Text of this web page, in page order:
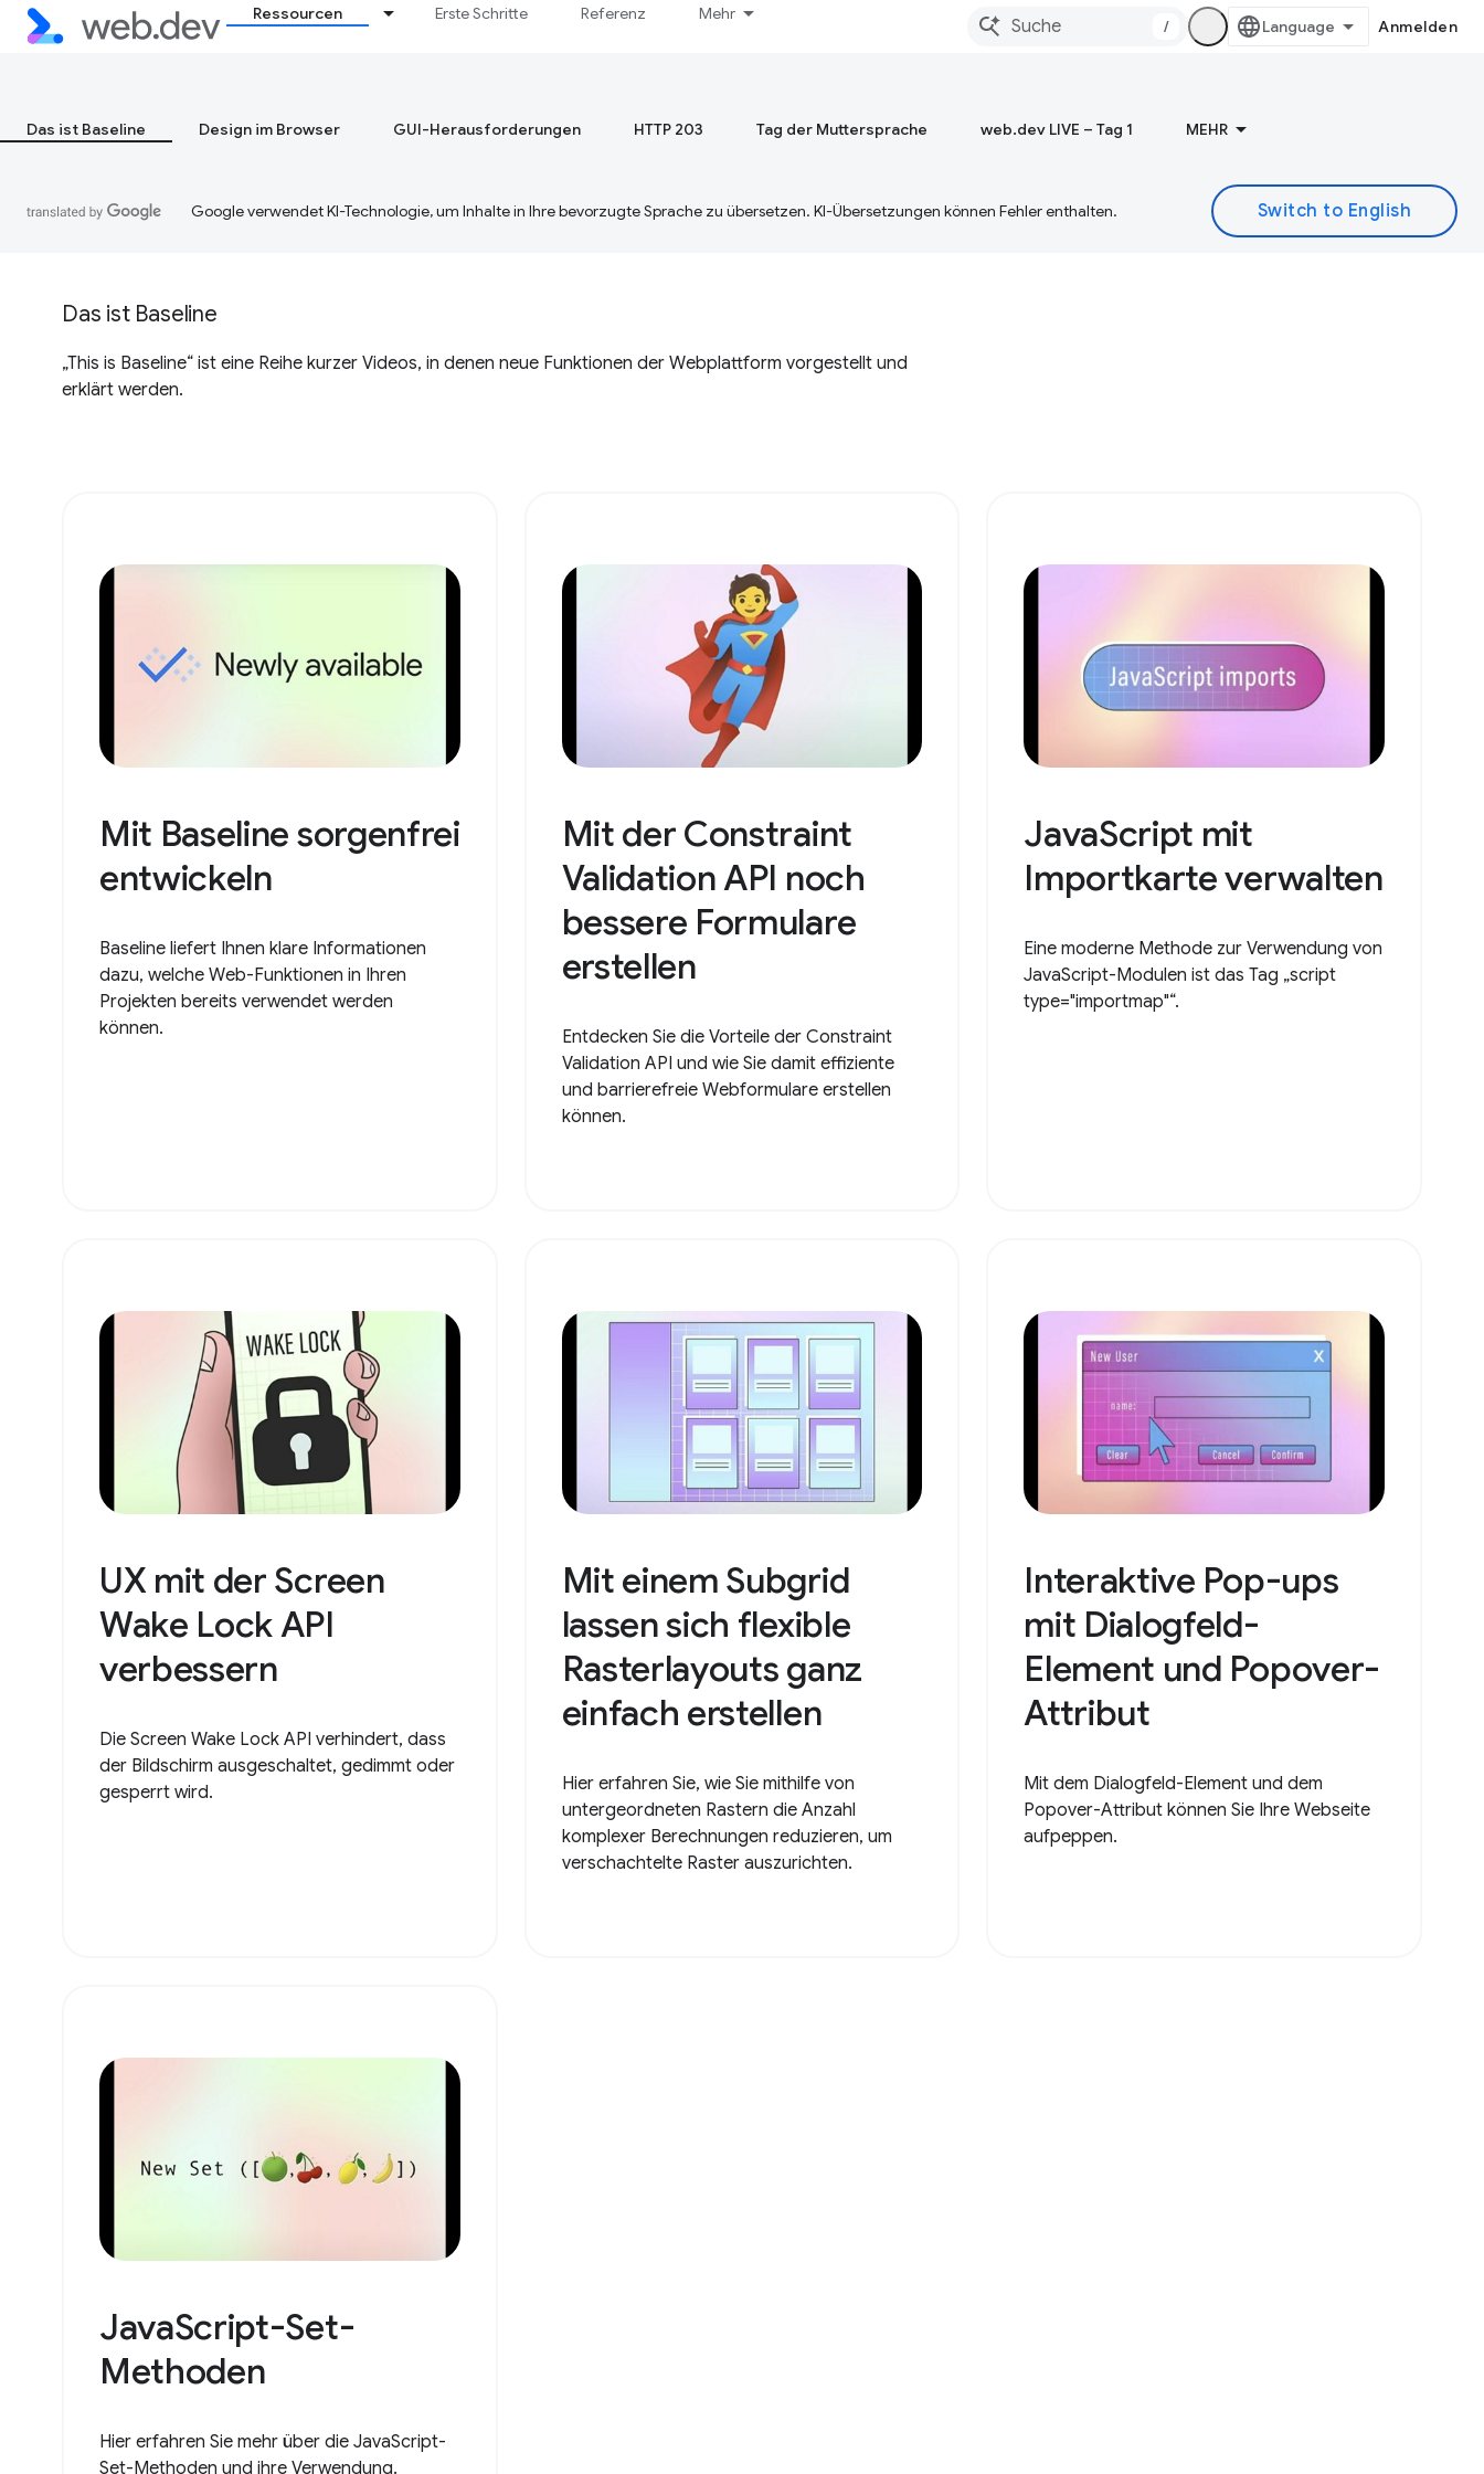
Ressourcen Erste Schritte Referenz Mehr
/ Anmelden
Das ist Baseline Design im Browser GUI-Herausforderungen HTTP 203 Tag der Muttersprache web.dev LIVE – Tag 1 MEHR
Google verwendet KI-Technologie, um Inhalte in Ihre bevorzugte Sprache zu übersetzen. KI-Übersetzungen können Fehler enthalten.
Das ist Baseline
„This is Baseline“ ist eine Reihe kurzer Videos, in denen neue Funktionen der Webplattform vorgestellt und
erklärt werden.
Mit Baseline sorgenfrei
entwickeln
Baseline liefert Ihnen klare Informationen
dazu, welche Web-Funktionen in Ihren
Projekten bereits verwendet werden
können.
Mit der Constraint
Validation API noch
bessere Formulare
erstellen
Entdecken Sie die Vorteile der Constraint
Validation API und wie Sie damit effiziente
und barrierefreie Webformulare erstellen
können.
JavaScript mit
Importkarte verwalten
Eine moderne Methode zur Verwendung von
JavaScript-Modulen ist das Tag „script
type="importmap"“.
UX mit der Screen
Wake Lock API
verbessern
Die Screen Wake Lock API verhindert, dass
der Bildschirm ausgeschaltet, gedimmt oder
gesperrt wird.
Mit einem Subgrid
lassen sich flexible
Rasterlayouts ganz
einfach erstellen
Hier erfahren Sie, wie Sie mithilfe von
untergeordneten Rastern die Anzahl
komplexer Berechnungen reduzieren, um
verschachtelte Raster auszurichten.
Interaktive Pop-ups
mit Dialogfeld-
Element und Popover-
Attribut
Mit dem Dialogfeld-Element und dem
Popover-Attribut können Sie Ihre Webseite
aufpeppen.
JavaScript-Set-
Methoden
Hier erfahren Sie mehr über die JavaScript-
Set-Methoden und ihre Verwendung.